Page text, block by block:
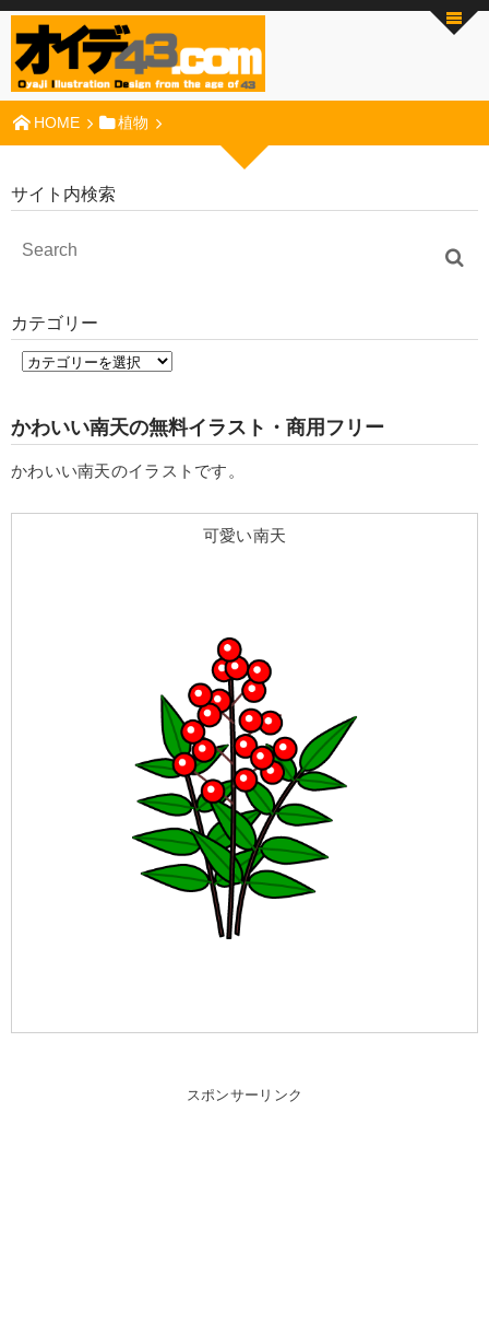
HOME 植物
サイト内検索
カテゴリー
かわいい南天の無料イラスト・商用フリー
かわいい南天のイラストです。
可愛い南天
スポンサーリンク